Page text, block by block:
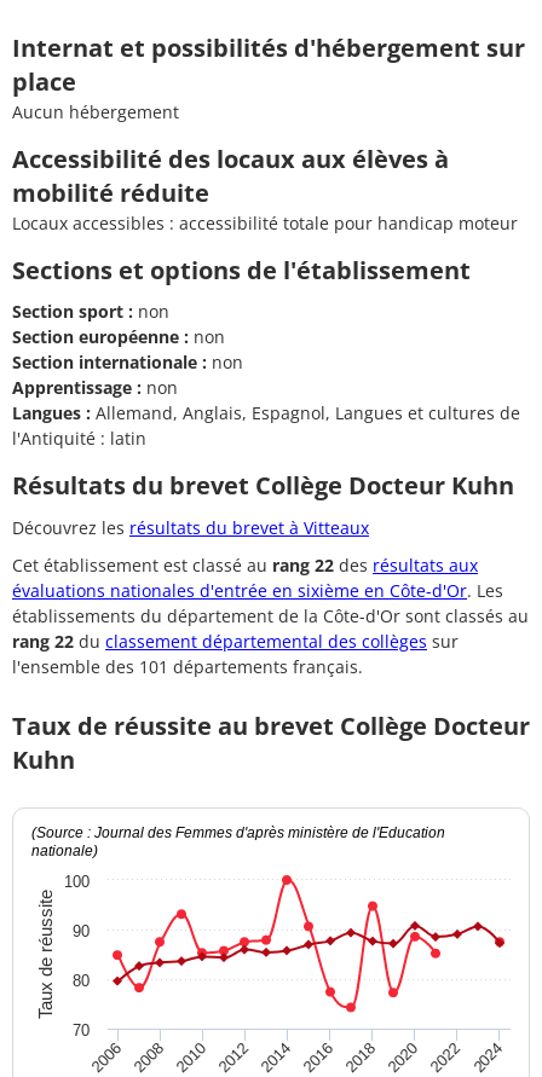
Internat et possibilités d'hébergement sur
place
Aucun hébergement
Accessibilité des locaux aux élèves à
mobilité réduite
Locaux accessibles : accessibilité totale pour handicap moteur
Sections et options de l'établissement
Section sport : non
Section européenne : non
Section internationale : non
Apprentissage : non
Langues : Allemand, Anglais, Espagnol, Langues et cultures de
l'Antiquité : latin
Résultats du brevet Collège Docteur Kuhn
Découvrez les résultats du brevet à Vitteaux
Cet établissement est classé au rang 22 des résultats aux
évaluations nationales d'entrée en sixième en Côte-d'Or. Les
établissements du département de la Côte-d'Or sont classés au
rang 22 du classement départemental des collèges sur
l'ensemble des 101 départements français.
Taux de réussite au brevet Collège Docteur
Kuhn
Taux de réussite
(Source : Journal des Femmes d'après ministère de l'Education
nationale)
2006 2008 2010 2012 2014 2016 2018 2020 2022 2024
70
80
90
100